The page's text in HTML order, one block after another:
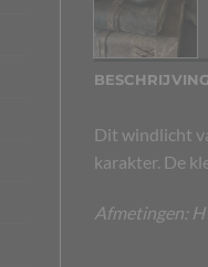
BESCHRIJVING
Dit windlicht
karakter. De
Afmetingen: